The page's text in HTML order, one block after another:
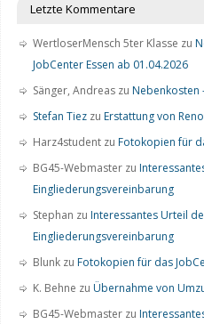
Letzte Kommentare
WertloserMensch 5ter Klasse zu
JobCenter Essen ab 01.04.2026
Sänger, Andreas zu Nebenkosten
Stefan Tiez zu Erstattung von
Harz4student zu Fotokopien für
BG45-Webmaster zu
Eingliederungsvereinbarung
Stephan zu Interessantes Urteil
Eingliederungsvereinbarung
Blunk zu Fotokopien für das
K. Behne zu Übernahme von
BG45-Webmaster zu